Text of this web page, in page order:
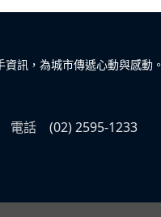
訊，為城市傳遞心動與感動。
電話 (02) 2595-1233